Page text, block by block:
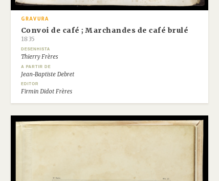
GRAVURA
Convoi de café ; Marchandes de café brulé
1835
DESENHISTA
Thierry Frères
A PARTIR DE
Jean-Baptiste Debret
EDITOR
Firmin Didot Frères